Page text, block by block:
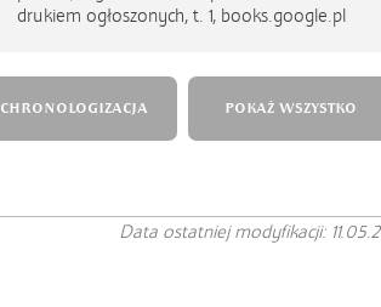
drukiem ogłoszonych, t. 1, books.google.pl
CHRONOLOGIZACJA POKAŻ WSZYSTKO
Data ostatniej modyfikacji: